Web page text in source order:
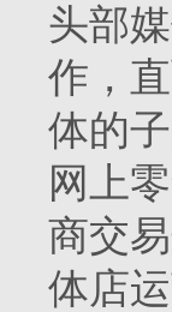
头部
作，
体的
网上
商交
体店